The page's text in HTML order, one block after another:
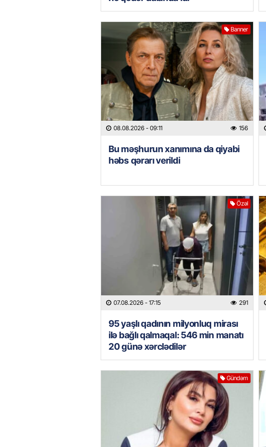
Banner
08.08.2026 - 09:11 156
Bu məşhurun xanımına da qiyabi
həbs qərarı verildi
Özəl
07.08.2026 - 17:15 291
95 yaşlı qadının milyonluq mirası
ilə bağlı qalmaqal: 546 min manatı
20 günə xərclədilər
Gündəm